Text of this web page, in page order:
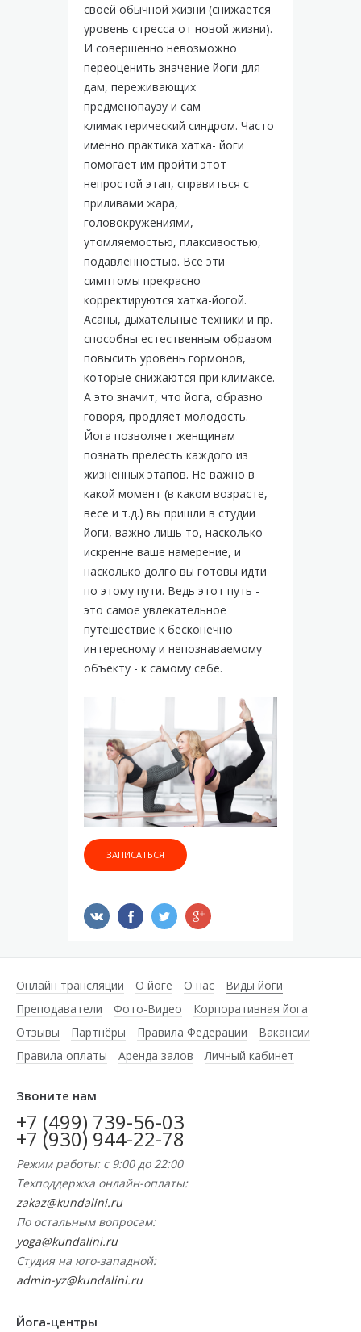
своей обычной жизни (снижается
уровень стресса от новой жизни).
И совершенно невозможно
переоценить значение йоги для
дам, переживающих
предменопаузу и сам
климактерический синдром. Часто
именно практика хатха- йоги
помогает им пройти этот
непростой этап, справиться с
приливами жара,
головокружениями,
утомляемостью, плаксивостью,
подавленностью. Все эти
симптомы прекрасно
корректируются хатха-йогой.
Асаны, дыхательные техники и пр.
способны естественным образом
повысить уровень гормонов,
которые снижаются при климаксе.
А это значит, что йога, образно
говоря, продляет молодость.
Йога позволяет женщинам
познать прелесть каждого из
жизненных этапов. Не важно в
какой момент (в каком возрасте,
весе и т.д.) вы пришли в студии
йоги, важно лишь то, насколько
искренне ваше намерение, и
насколько долго вы готовы идти
по этому пути. Ведь этот путь -
это самое увлекательное
путешествие к бесконечно
интересному и непознаваемому
объекту - к самому себе.
ЗАПИСАТЬСЯ
Онлайн трансляции О йоге О нас
Виды йоги
Преподаватели
Фото-Видео
Корпоративная йога
Отзывы
Партнёры Правила Федерации
Вакансии
Правила оплаты
Аренда залов Личный кабинет
Звоните нам
+7 (499) 739-56-03
+7 (930) 944-22-78
Режим работы: с 9:00 до 22:00
Техподдержка онлайн-оплаты:
zakaz@kundalini.ru
По остальным вопросам:
yoga@kundalini.ru
Студия на юго-западной:
admin-yz@kundalini.ru
Йога-центры